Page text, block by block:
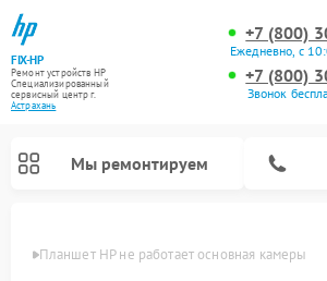
FIX-HP
Ремонт устройств HP
Специализированный
cервисный центр г.
Астрахань
+7 (800)
Ежедневно, с
+7 (800)
Звонок
Мы ремонтируем
Планшет HP не работает основная камеры